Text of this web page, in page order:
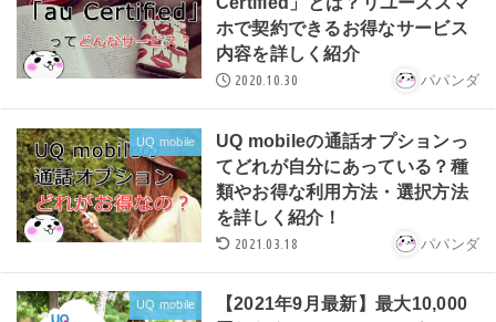
ホで契約できるお得なサービス
内容を詳しく紹介
2020.10.30 パパンダ
UQ mobile
UQ mobileの通話オプションっ
てどれが自分にあっている？種
類やお得な利用方法・選択方法
を詳しく紹介！
2021.03.18 パパンダ
UQ mobile
【2021年9月最新】最大10,000